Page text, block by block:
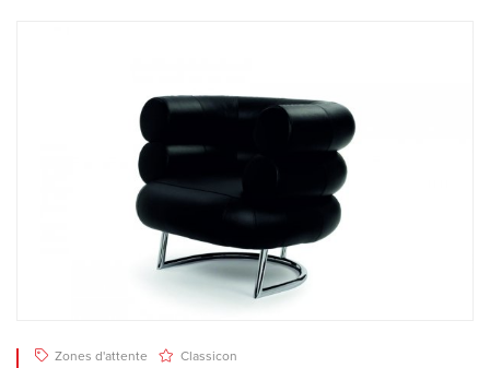
Zones d'attente Classicon